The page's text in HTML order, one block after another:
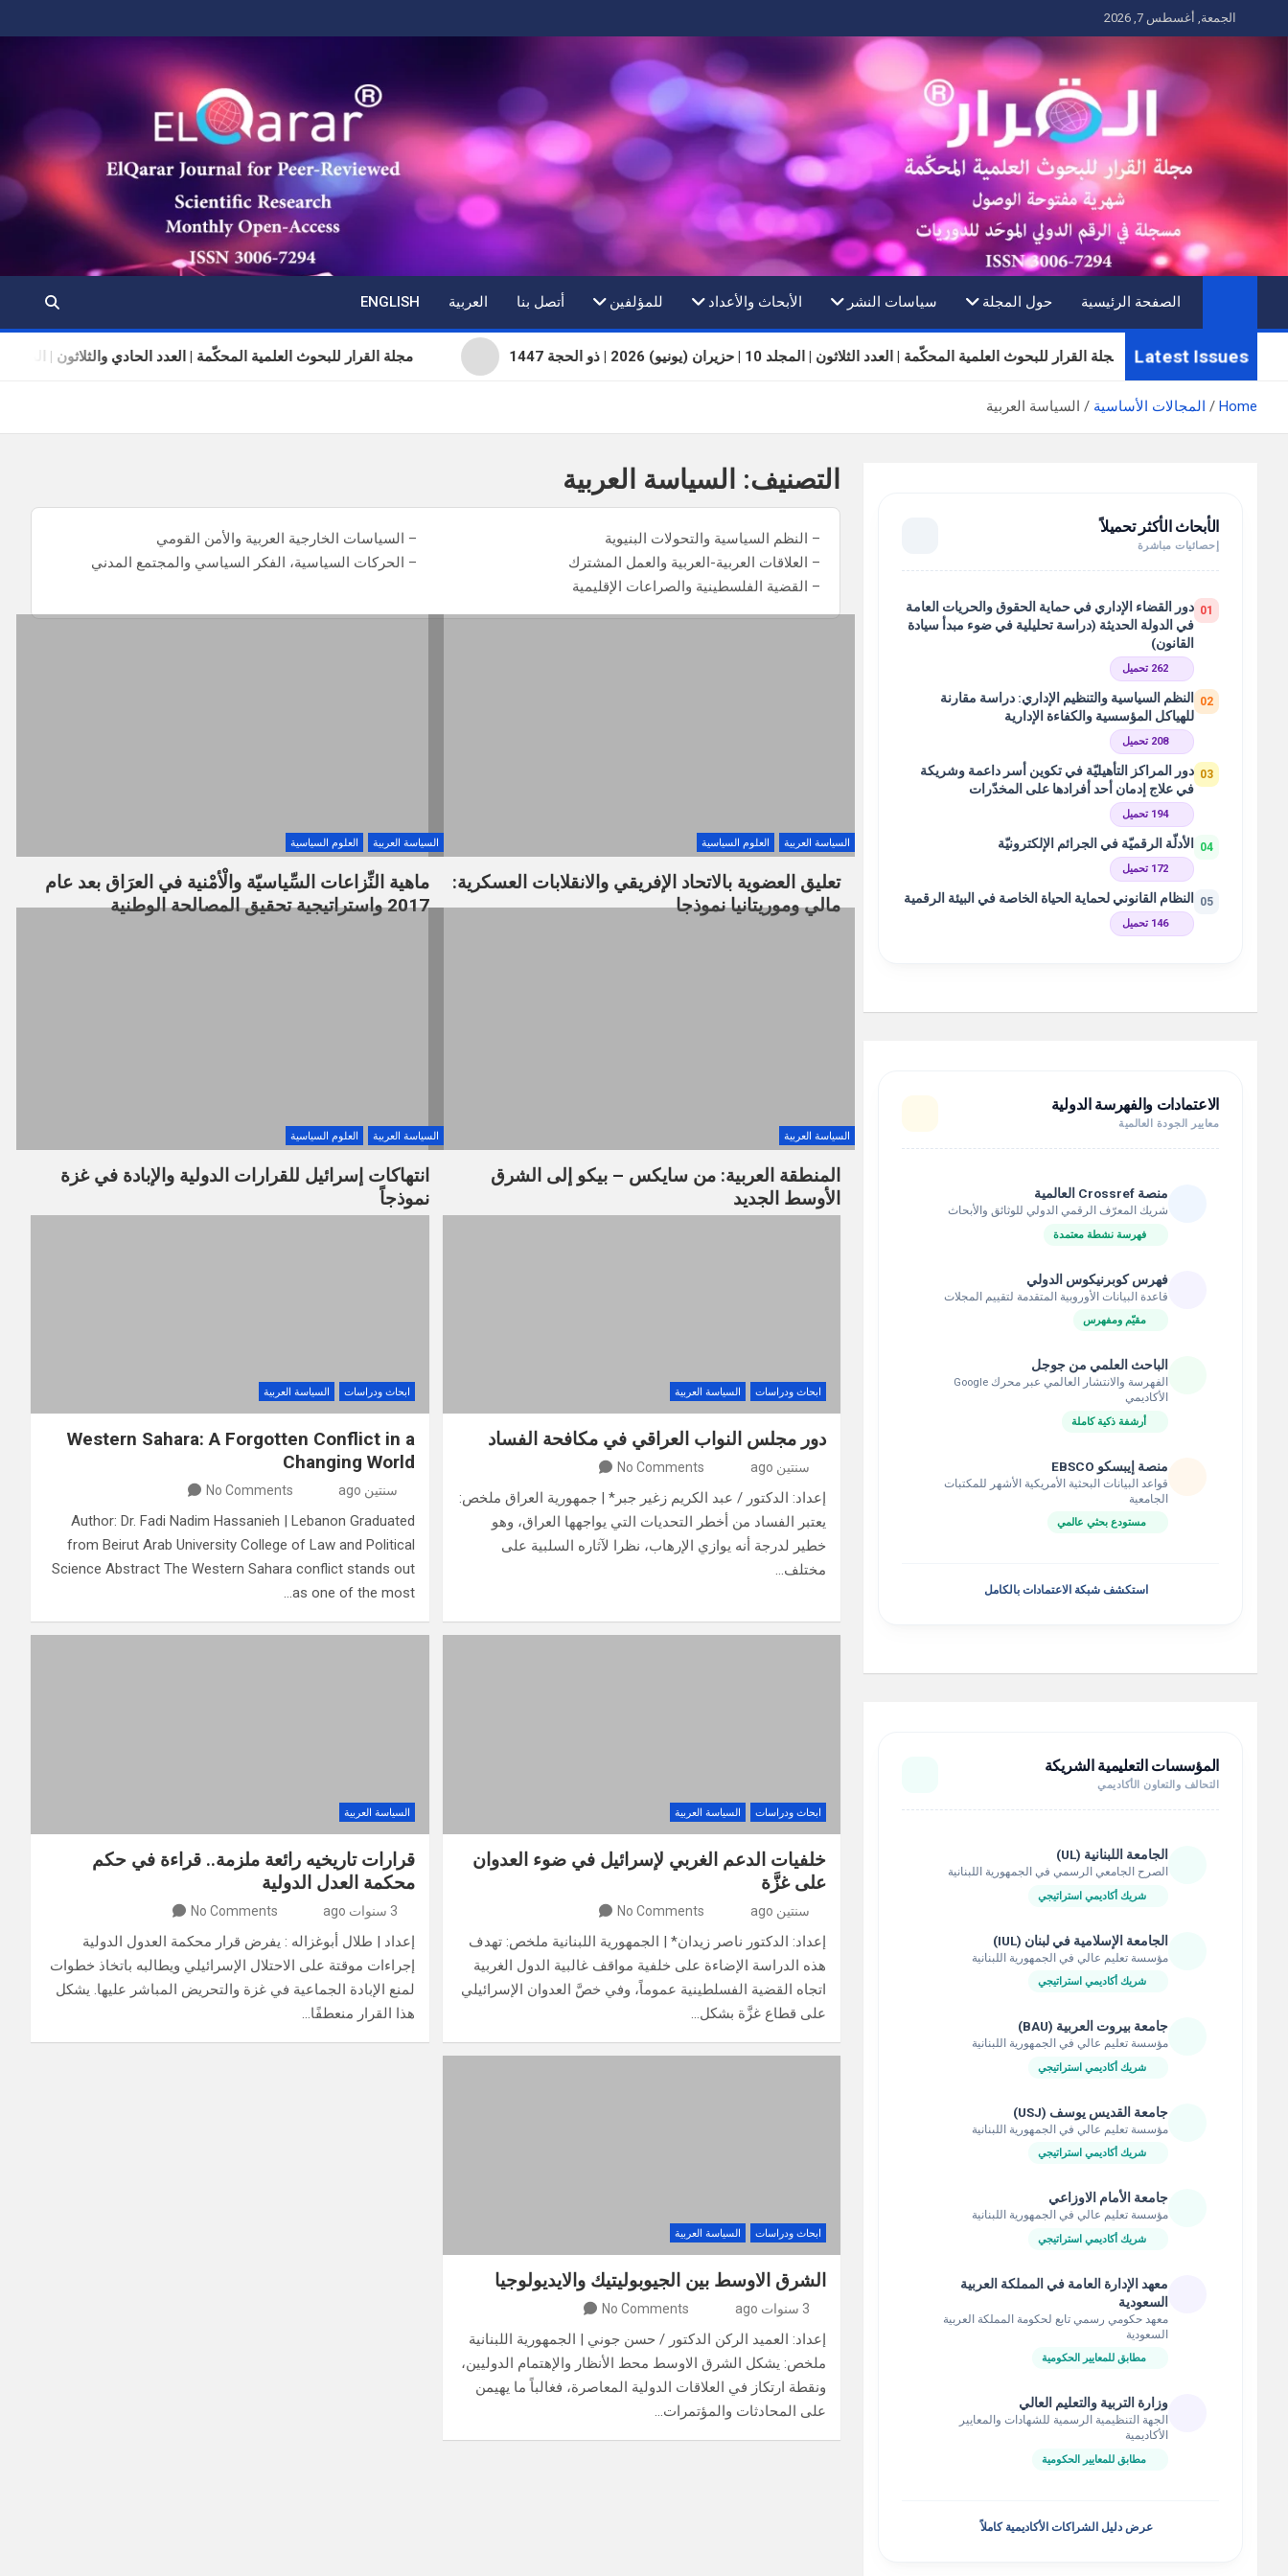
to
الجمعة, أغسطس 7, 2026
الصفحة الرئيسية حول المجلة سياسات النشر الأبحاث والأعداد للمؤلفين أتصل بنا العربية ENGLISH
Latest Issues مجلة القرار للبحوث العلمية المحكّمة | العدد الحادي والثلاثون | المجلد 11 | تموز مجلة القرار للبحوث العلمية المحكّمة | العدد الثلاثون | المجلد 10 | حزيران (يونيو) 2026 | ذو الحجة 1447
Home المجالات الأساسية السياسة العربية
التصنيف: السياسة العربية
– النظم السياسية والتحولات البنيوية
– العلاقات العربية-العربية والعمل المشترك
– القضية الفلسطينية والصراعات الإقليمية
– السياسات الخارجية العربية والأمن القومي
– الحركات السياسية، الفكر السياسي والمجتمع المدني
السياسة العربية العلوم السياسية
تعليق العضوية بالاتحاد الإفريقي والانقلابات العسكرية:
مالي وموريتانيا نموذجا
السياسة العربية العلوم السياسية
ماهية النِّزاعات السِّياسيّة والْأمْنية في العرَاق بعد عام
2017 واستراتيجية تحقيق المصالحة الوطنية
السياسة العربية
المنطقة العربية: من سايكس – بيكو إلى الشرق
الأوسط الجديد
السياسة العربية العلوم السياسية
انتهاكات إسرائيل للقرارات الدولية والإبادة في غزة
نموذجاً
ابحاث ودراسات السياسة العربية
دور مجلس النواب العراقي في مكافحة الفساد
سنتين ago No Comments
إعداد: الدكتور / عبد الكريم زغير جبر* | جمهورية العراق ملخص:
يعتبر الفساد من أخطر التحديات التي يواجهها العراق، وهو
خطير لدرجة أنه يوازي الإرهاب، نظرا لآثاره السلبية على
مختلف…
ابحاث ودراسات السياسة العربية
Western Sahara: A Forgotten Conflict in a
Changing World
سنتين ago No Comments
Author: Dr. Fadi Nadim Hassanieh | Lebanon Graduated
from Beirut Arab University College of Law and Political
Science Abstract The Western Sahara conflict stands out
as one of the most…
ابحاث ودراسات السياسة العربية
خلفيات الدعم الغربي لإسرائيل في ضوء العدوان
على غزَّة
سنتين ago No Comments
إعداد: الدكتور ناصر زيدان* | الجمهورية اللبنانية ملخص: تهدف
هذه الدراسة الإضاءة على خلفية مواقف غالبية الدول الغربية
اتجاه القضية الفسلطينية عموماً، وفي خصَّ العدوان الإسرائيلي
على قطاع غزَّة بشكل…
السياسة العربية
قرارات تاريخيه رائعة ملزمة.. قراءة في حكم
محكمة العدل الدولية
3 سنوات ago No Comments
إعداد | طلال أبوغزاله : يفرض قرار محكمة العدول الدولية
إجراءات موقتة على الاحتلال الإسرائيلي ويطالبه باتخاذ خطوات
لمنع الإبادة الجماعية في غزة والتحريض المباشر عليها. يشكل
هذا القرار منعطفًا…
ابحاث ودراسات السياسة العربية
الشرق الاوسط بين الجيوبوليتيك والايديولوجيا
3 سنوات ago No Comments
إعداد: العميد الركن الدكتور / حسن جوني | الجمهورية اللبنانية
ملخص: يشكل الشرق الاوسط محط الأنظار والإهتمام الدوليين،
ونقطة ارتكاز في العلاقات الدولية المعاصرة، فغالباً ما يهيمن
على المحادثات والمؤتمرات…
الأبحاث الأكثر تحميلاً
إحصائيات مباشرة
01 دور القضاء الإداري في حماية الحقوق والحريات العامة
في الدولة الحديثة (دراسة تحليلية في ضوء مبدأ سيادة
القانون)
262 تحميل
02
النظم السياسية والتنظيم الإداري: دراسة مقارنة
للهياكل المؤسسية والكفاءة الإدارية
208 تحميل
03 دور المراكز التأهيليّة في تكوين أسر داعمة وشريكة
في علاج إدمان أحد أفرادها على المخدّرات
194 تحميل
04 الأدلّة الرقميّة في الجرائم الإلكترونيّة
172 تحميل
05 النظام القانوني لحماية الحياة الخاصة في البيئة الرقمية
146 تحميل
الاعتمادات والفهرسة الدولية
معايير الجودة العالمية
منصة Crossref العالمية
شريك المعرّف الرقمي الدولي للوثائق والأبحاث
فهرسة نشطة معتمدة
فهرس كوبرنيكوس الدولي
قاعدة البيانات الأوروبية المتقدمة لتقييم المجلات
مقيّم ومفهرس
الباحث العلمي من جوجل
الفهرسة والانتشار العالمي عبر محرك Google
الأكاديمي
أرشفة ذكية كاملة
منصة إيبسكو EBSCO
قواعد البيانات البحثية الأمريكية الأشهر للمكتبات
الجامعية
مستودع بحثي عالمي
استكشف شبكة الاعتمادات بالكامل
المؤسسات التعليمية الشريكة
التحالف والتعاون الأكاديمي
الجامعة اللبنانية (UL)
الصرح الجامعي الرسمي في الجمهورية اللبنانية
شريك أكاديمي استراتيجي
الجامعة الإسلامية في لبنان (IUL)
مؤسسة تعليم عالي في الجمهورية اللبنانية
شريك أكاديمي استراتيجي
جامعة بيروت العربية (BAU)
مؤسسة تعليم عالي في الجمهورية اللبنانية
شريك أكاديمي استراتيجي
جامعة القديس يوسف (USJ)
مؤسسة تعليم عالي في الجمهورية اللبنانية
شريك أكاديمي استراتيجي
جامعة الأمام الاوزاعي
مؤسسة تعليم عالي في الجمهورية اللبنانية
شريك أكاديمي استراتيجي
معهد الإدارة العامة في المملكة العربية
السعودية
معهد حكومي رسمي تابع لحكومة المملكة العربية
السعودية
مطابق للمعايير الحكومية
وزارة التربية والتعليم العالي
الجهة التنظيمية الرسمية للشهادات والمعايير
الأكاديمية
مطابق للمعايير الحكومية
عرض دليل الشراكات الأكاديمية كاملاً